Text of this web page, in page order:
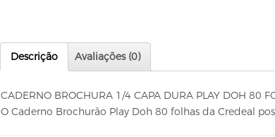
Descrição Avaliações (0)
CADERNO BROCHURA 1/4 CAPA DURA PLAY DOH 80
O Caderno Brochurão Play Doh 80 folhas da Credeal